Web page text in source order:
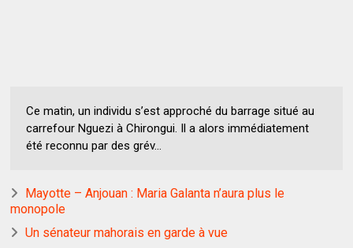
Ce matin, un individu s’est approché du barrage situé au
carrefour Nguezi à Chirongui. Il a alors immédiatement
été reconnu par des grév...
Mayotte – Anjouan : Maria Galanta n’aura plus le
monopole
Un sénateur mahorais en garde à vue